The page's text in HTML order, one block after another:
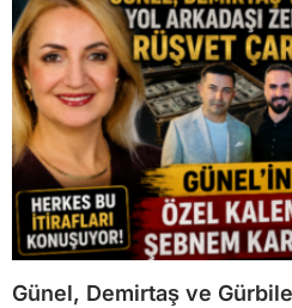
Günel, Demirtaş ve